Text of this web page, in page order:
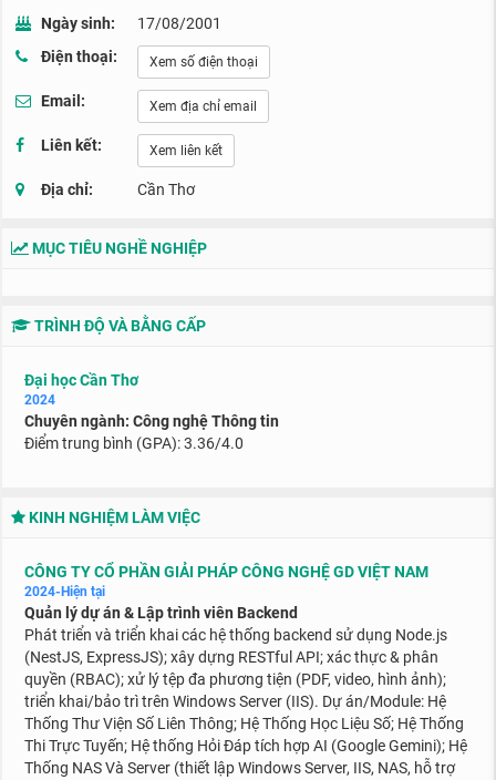
Ngày sinh:
17/08/2001
Điện thoại:
Xem số điện thoại
Email: Xem địa chỉ email
Liên kết: Xem liên kết
Địa chỉ: Cần Thơ
MỤC TIÊU NGHỀ NGHIỆP
TRÌNH ĐỘ VÀ BẰNG CẤP
Đại học Cần Thơ
2024
Chuyên ngành: Công nghệ Thông tin
Điểm trung bình (GPA): 3.36/4.0
KINH NGHIỆM LÀM VIỆC
CÔNG TY CỔ PHẦN GIẢI PHÁP CÔNG NGHỆ GD VIỆT NAM
2024-Hiện tại
Quản lý dự án & Lập trình viên Backend
Phát triển và triển khai các hệ thống backend sử dụng Node.js
(NestJS, ExpressJS); xây dựng RESTful API; xác thực & phân
quyền (RBAC); xử lý tệp đa phương tiện (PDF, video, hình ảnh);
triển khai/bảo trì trên Windows Server (IIS). Dự án/Module: Hệ
Thống Thư Viện Số Liên Thông; Hệ Thống Học Liệu Số; Hệ Thống
Thi Trực Tuyến; Hệ thống Hỏi Đáp tích hợp AI (Google Gemini); Hệ
Thống NAS Và Server (thiết lập Windows Server, IIS, NAS, hỗ trợ